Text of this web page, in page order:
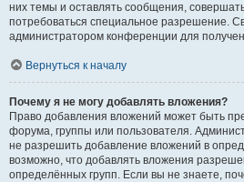
них темы и оставлять сообщения,
потребоваться специальное разрешение.
администратором конференции для
Вернуться к началу
Почему я не могу добавлять вложения?
Право добавления вложений может быть
форума, группы или пользователя.
не разрешить добавление вложений в
возможно, что добавлять вложения
определённых групп. Если вы не знаете,